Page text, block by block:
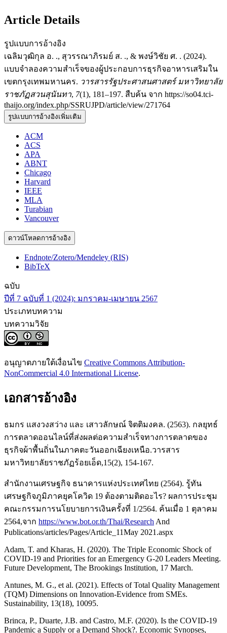
Article Details
รูปแบบการอ้างอิง
เฉลิมวุฒิกุล อ. ., สุวรรณาภิรมย์ ส. ., & พงษ์วิชัย ศ. . (2024).
แบบจำลองความสำเร็จของผู้ประกอบการธุรกิจอาหารเสริมใน
เขตกรุงเทพมหานคร. วารสารรัฐประศาสนศาสตร์ มหาวิทยาลัย
ราชภัฏสวนสุนันทา, 7(1), 181–197. สืบค้น จาก https://so04.tci-
thaijo.org/index.php/SSRUJPD/article/view/271764
รูปแบบการอ้างอิงเพิ่มเติม
ACM
ACS
APA
ABNT
Chicago
Harvard
IEEE
MLA
Turabian
Vancouver
ดาวน์โหลดการอ้างอิง
Endnote/Zotero/Mendeley (RIS)
BibTeX
ฉบับ
ปีที่ 7 ฉบับที่ 1 (2024): มกราคม-เมษายน 2567
ประเภทบทความ
บทความวิจัย
อนุญาตภายใต้เงื่อนไข Creative Commons Attribution-
NonCommercial 4.0 International License.
เอกสารอ้างอิง
ธมกร แสงวงสว่าง และ เสาวลักษณ์ จิตติมงคล. (2563). กลยุทธ์
การตลาดออนไลน์ที่ส่งผลต่อความสำเร็จทางการตลาดของ
ธุรกิจผ้าพื้นถิ่นในภาคตะวันออกเฉียงเหนือ.วารสาร
มหาวิทยาลัยราชภัฏร้อยเอ็ด,15(2), 154-167.
สำนักงานเศรษฐกิจ ธนาคารแห่งประเทศไทย (2564). รู้ทัน
เศรษฐกิจภูมิภาคยุคโควิด 19 ต้องตามติดอะไร? ผลการประชุม
คณะกรรมการนโยบายการเงินครั้งที่ 1/2564. ค้นเมื่อ 1 ตุลาคม
2564,จาก https://www.bot.or.th/Thai/Research And
Publications/articles/Pages/Article_11May 2021.aspx
Adam, T. and Kharas, H. (2020). The Triple Economic Shock of
COVID-19 and Priorities for an Emergency G-20 Leaders Meeting.
Future Development, The Brookings Institution, 17 March.
Antunes, M. G., et al. (2021). Effects of Total Quality Management
(TQM) Dimensions on Innovation-Evidence from SMEs.
Sustainability, 13(18), 10095.
Brinca, P., Duarte, J.B. and Castro, M.F. (2020). Is the COVID-19
Pandemic a Supply or a Demand Shock?. Economic Synopses,